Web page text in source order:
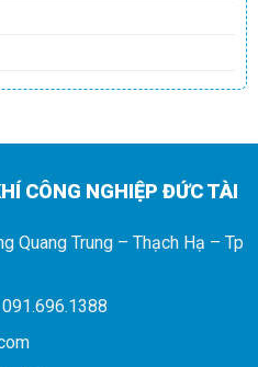
CÔNG NGHIỆP ĐỨC TÀI
Quang Trung – Thạch Hạ – Tp